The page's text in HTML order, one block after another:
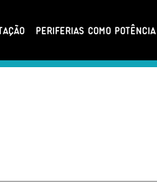
PERIFERIAS COMO POTÊNCIA